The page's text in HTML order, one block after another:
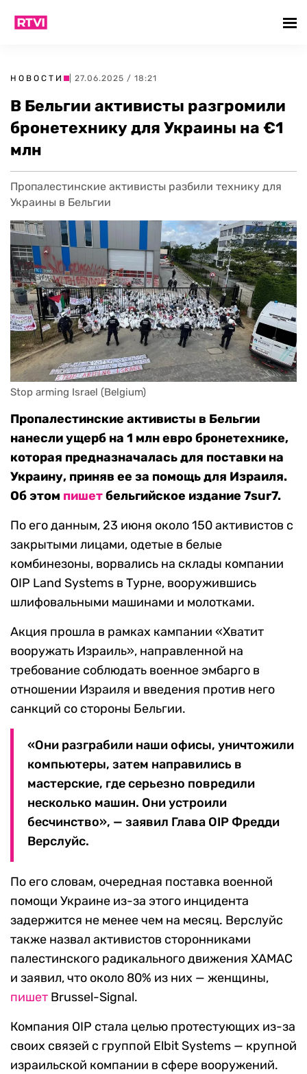
НОВОСТИ | 27.06.2025 / 18:21
В Бельгии активисты разгромили
бронетехнику для Украины на €1
млн
Пропалестинские активисты разбили технику для
Украины в Бельгии
Stop arming Israel (Belgium)
Пропалестинские активисты в Бельгии
нанесли ущерб на 1 млн евро бронетехнике,
которая предназначалась для поставки на
Украину, приняв ее за помощь для Израиля.
Об этом пишетбельгийское издание 7sur7.
По его данным, 23 июня около 150 активистов с
закрытыми лицами, одетые в белые
комбинезоны, ворвались на склады компании
OIP Land Systems в Турне, вооружившись
шлифовальными машинами и молотками.
Акция прошла в рамках кампании «Хватит
вооружать Израиль», направленной на
требование соблюдать военное эмбарго в
отношении Израиля и введения против него
санкций со стороны Бельгии.
«Они разграбили наши офисы, уничтожили
компьютеры, затем направились в
мастерские, где серьезно повредили
несколько машин. Они устроили
бесчинство», — заявил Глава OIP Фредди
Верслуйс.
По его словам, очередная поставка военной
помощи Украине из-за этого инцидента
задержится не менее чем на месяц. Верслуйс
также назвал активистов сторонниками
палестинского радикального движения ХАМАС
и заявил, что около 80% из них — женщины,
пишет Brussel-Signal.
Компания OIP стала целью протестующих из-за
своих связей с группой Elbit Systems — крупной
израильской компании в сфере вооружений.